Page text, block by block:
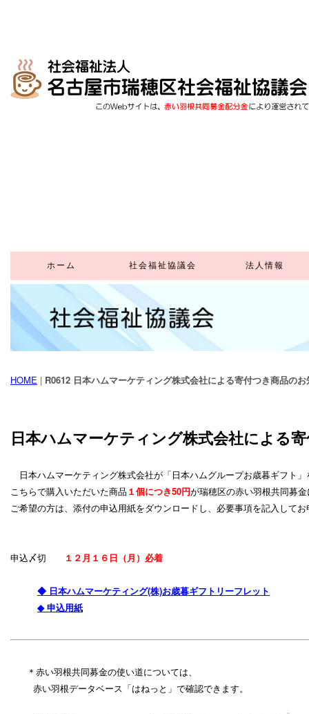
ホーム 社会福祉協議会
社会福祉協議会とは
社協正会員賛助会員
寄 付
ボランティアセンター
地域福祉活動計画
地域福祉推進協議会
地域支えあい事業
ふれあいいきいきサロン
福祉教育
高齢者はつらつ長寿
推進事業
生活福祉資金貸付
(外部リンク)
施設の利用
(在宅サービスセンター)
貸出事業
広報紙
法人情報
HOME | R0612 日本ハムマーケティング株式会社による寄付つき商品のお
日本ハムマーケティング株式会社による
日本ハムマーケティング株式会社が「日本ハムグループお歳暮ギフト
こちらで購入いただいた商品 １個につき50円が瑞穂区の赤い羽根共同募
ご希望の方は、添付の申込用紙をダウンロードし、必要事項を記入して
申込〆切 １２月１６日（月）必着
◆ 日本ハムマーケティング(株)お歳暮ギフトリーフレット
◆ 申込用紙
＊赤い羽根共同募金の使い道については、
赤い羽根データベース「はねっと」で確認できます。